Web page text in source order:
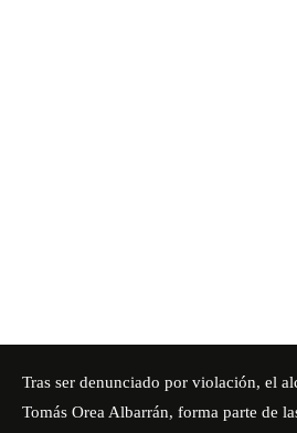
Tras ser denunciado por violación, el
Tomás Orea Albarrán, forma parte de